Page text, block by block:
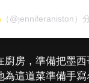
（@jenniferaniston）
廚房，準備把墨
為這道菜準備手